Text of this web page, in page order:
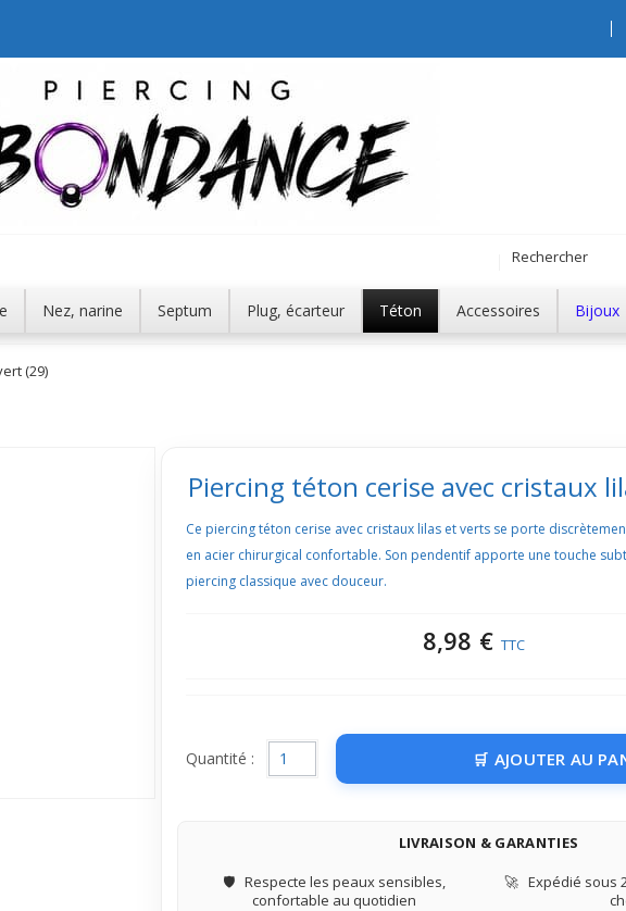
Nez, narine Septum Plug, écarteur Téton Accessoires Bijoux
(29)
Piercing téton cerise avec cristaux
Ce piercing téton cerise avec cristaux lilas et verts se porte
en acier chirurgical confortable. Son pendentif apporte une touche
piercing classique avec douceur.
8,98 € TTC
Quantité : AJOUTER AU
LIVRAISON & GARANTIES
🛡️ Respecte les peaux sensibles,
confortable au quotidien
🚀 Expédié sous